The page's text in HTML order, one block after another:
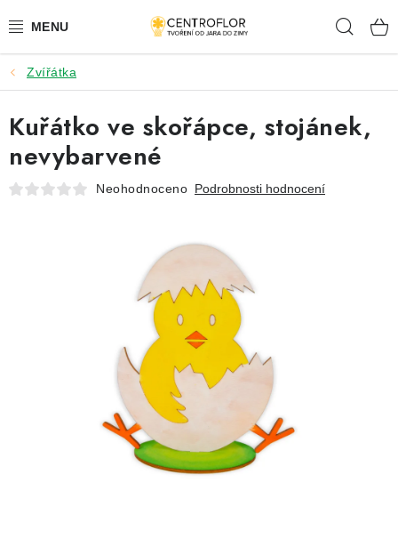
na
SEZÓNNÍ TVOŘENÍ
DŘEVĚNÉ VÝROBKY
MEDAILE
TIPY NA TVOŘENÍ
Zvířátka
Kuřátko ve skořápce, stojánek,
nevybarvené
Neohodnoceno Podrobnosti hodnocení